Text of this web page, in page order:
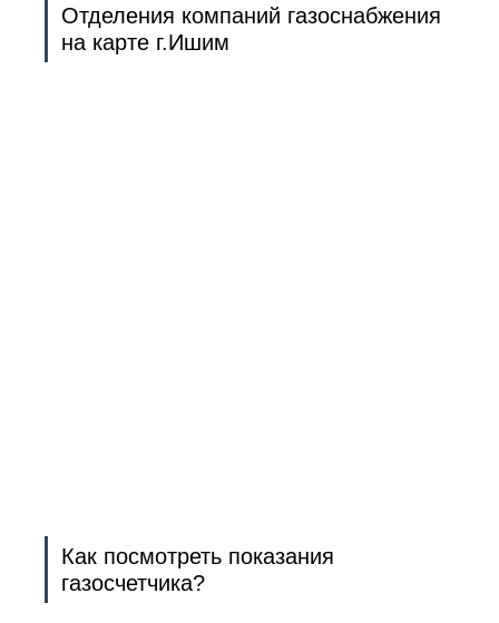
Отделения компаний газоснабжения
на карте г.Ишим
Как посмотреть показания
газосчетчика?